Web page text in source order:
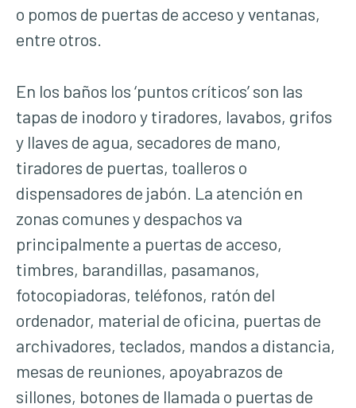
o pomos de puertas de acceso y ventanas,
entre otros.
En los baños los ‘puntos críticos’ son las
tapas de inodoro y tiradores, lavabos, grifos
y llaves de agua, secadores de mano,
tiradores de puertas, toalleros o
dispensadores de jabón. La atención en
zonas comunes y despachos va
principalmente a puertas de acceso,
timbres, barandillas, pasamanos,
fotocopiadoras, teléfonos, ratón del
ordenador, material de oficina, puertas de
archivadores, teclados, mandos a distancia,
mesas de reuniones, apoyabrazos de
sillones, botones de llamada o puertas de